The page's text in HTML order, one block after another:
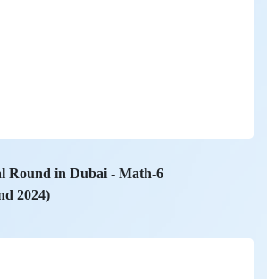
Round in Dubai - Math-6
2024)